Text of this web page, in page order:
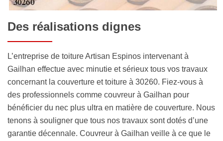
Des réalisations dignes
L’entreprise de toiture Artisan Espinos intervenant à
Gailhan effectue avec minutie et sérieux tous vos travaux
concernant la couverture et toiture à 30260. Fiez-vous à
des professionnels comme couvreur à Gailhan pour
bénéficier du nec plus ultra en matière de couverture. Nous
tenons à souligner que tous nos travaux sont dotés d’une
garantie décennale. Couvreur à Gailhan veille à ce que le